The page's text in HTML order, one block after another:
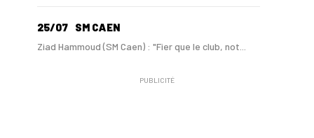
25/07 SM CAEN
Ziad Hammoud (SM Caen) : "Fier que le club, not...
SM CAEN - MERCATO
PUBLICITÉ